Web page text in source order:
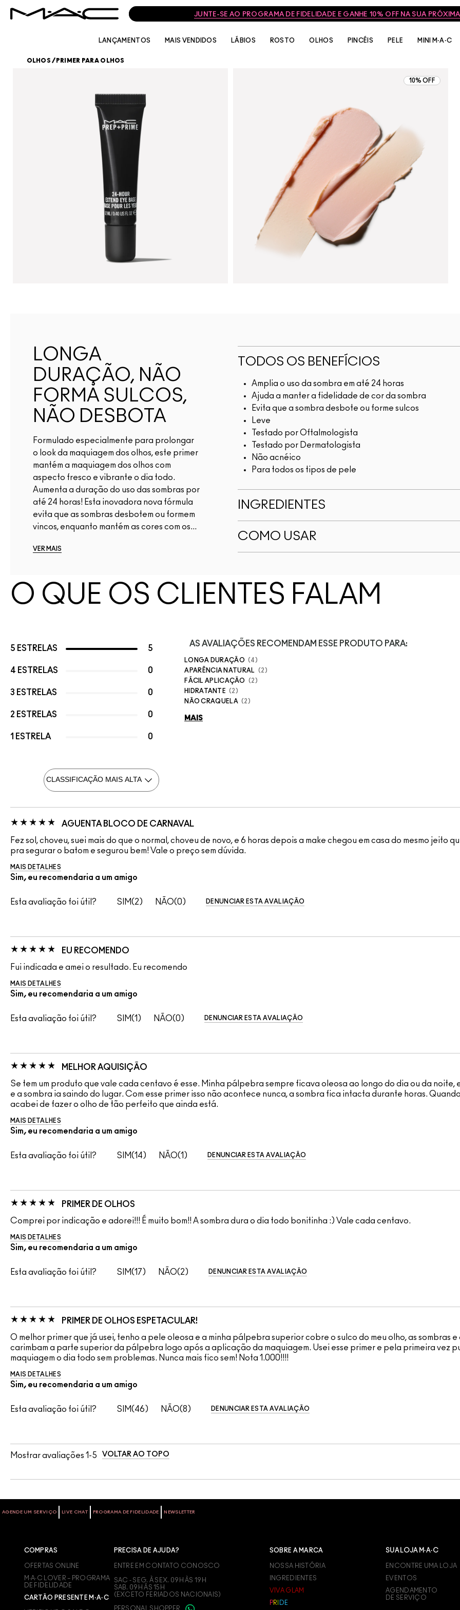
JUNTE-SE AO PROGRAMA DE FIDELIDADE E GANHE 10% OFF NA SUA
LANÇAMENTOS MAIS VENDIDOS LÁBIOS ROSTO OLHOS PINCÉIS PELE MINI M·A·C
OLHOS / PRIMER PARA OLHOS
10% OFF
LONGA
DURAÇÃO, NÃO
FORMA SULCOS,
NÃO DESBOTA
Formulado especialmente para prolongar
o look da maquiagem dos olhos, este primer
mantém a maquiagem dos olhos com
aspecto fresco e vibrante o dia todo.
Aumenta a duração do uso das sombras por
até 24 horas! Esta inovadora nova fórmula
evita que as sombras desbotem ou formem
vincos, enquanto mantém as cores com os...
VER MAIS
TODOS OS BENEFÍCIOS
Amplia o uso da sombra em até 24 horas
Ajuda a manter a fidelidade de cor da sombra
Evita que a sombra desbote ou forme sulcos
Leve
Testado por Oftalmologista
Testado por Dermatologista
Não acnéico
Para todos os tipos de pele
INGREDIENTES
COMO USAR
O QUE OS CLIENTES FALAM
5 ESTRELAS 5
4 ESTRELAS 0
3 ESTRELAS 0
2 ESTRELAS 0
1 ESTRELA 0
AS AVALIAÇÕES RECOMENDAM ESSE PRODUTO PARA:
LONGA DURAÇÃO
4
APARÊNCIA NATURAL
2
FÁCIL APLICAÇÃO
2
HIDRATANTE
2
NÃO CRAQUELA
2
MAIS
AGUENTA BLOCO DE CARNAVAL
Fez sol, choveu, suei mais do que o normal, choveu de novo, e 6 horas depois a make chegou em casa do mesmo jeito
pra segurar o batom e segurou bem! Vale o preço sem dúvida.
MAIS DETALHES
Sim, eu recomendaria a um amigo
Esta avaliação foi útil? 2 0 DENUNCIAR ESTA AVALIAÇÃO
EU RECOMENDO
Fui indicada e amei o resultado. Eu recomendo
MAIS DETALHES
Sim, eu recomendaria a um amigo
Esta avaliação foi útil? 1 0 DENUNCIAR ESTA AVALIAÇÃO
MELHOR AQUISIÇÃO
Se tem um produto que vale cada centavo é esse. Minha pálpebra sempre ficava oleosa ao longo do dia ou da noite,
e a sombra ia saindo do lugar. Com esse primer isso não acontece nunca, a sombra fica intacta durante horas.
acabei de fazer o olho de tão perfeito que ainda está.
MAIS DETALHES
Sim, eu recomendaria a um amigo
Esta avaliação foi útil? 14 1 DENUNCIAR ESTA AVALIAÇÃO
PRIMER DE OLHOS
Comprei por indicação e adorei!!! É muito bom!! A sombra dura o dia todo bonitinha :) Vale cada centavo.
MAIS DETALHES
Sim, eu recomendaria a um amigo
Esta avaliação foi útil? 17 2 DENUNCIAR ESTA AVALIAÇÃO
PRIMER DE OLHOS ESPETACULAR!
O melhor primer que já usei, tenho a pele oleosa e a minha pálpebra superior cobre o sulco do meu olho, as sombras e
carimbam a parte superior da pálpebra logo após a aplicação da maquiagem. Usei esse primer e pela primeira vez
maquiagem o dia todo sem problemas. Nunca mais fico sem! Nota 1.000!!!!
MAIS DETALHES
Sim, eu recomendaria a um amigo
Esta avaliação foi útil? 46 8 DENUNCIAR ESTA AVALIAÇÃO
Mostrar avaliações 1-5 VOLTAR AO TOPO
AGENDE UM SERVIÇO LIVE CHAT PROGRAMA DE FIDELIDADE NEWSLETTER
COMPRAS
OFERTAS ONLINE
M∙A∙C LOVER – PROGRAMA
DE FIDELIDADE
CARTÃO PRESENTE M·A·C
PRECISA DE AJUDA?
ENTRE EM CONTATO CONOSCO
SAC - SEG. À SEX. 09H ÀS 19H
SAB. 09H ÀS 15H
(EXCETO FERIADOS NACIONAIS)
PERSONAL SHOPPER
SOBRE A MARCA
NOSSA HISTÓRIA
INGREDIENTES
VIVA GLAM
PR D E
SUA LOJA M·A·C
ENCONTRE UMA LOJA
EVENTOS
AGENDAMENTO
DE SERVIÇO